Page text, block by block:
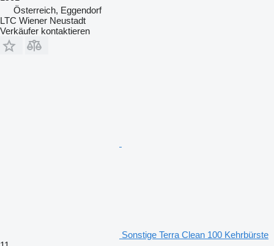
Österreich, Eggendorf
LTC Wiener Neustadt
Verkäufer kontaktieren
Sonstige Terra Clean 100 Kehrbürste